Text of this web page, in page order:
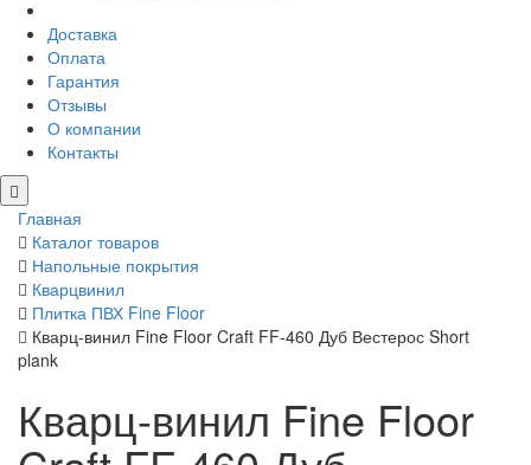
Доставка
Оплата
Гарантия
Отзывы
О компании
Контакты
Главная
Каталог товаров
Напольные покрытия
Кварцвинил
Плитка ПВХ Fine Floor
Кварц-винил Fine Floor Craft FF-460 Дуб Вестерос Short
plank
Кварц-винил Fine Floor